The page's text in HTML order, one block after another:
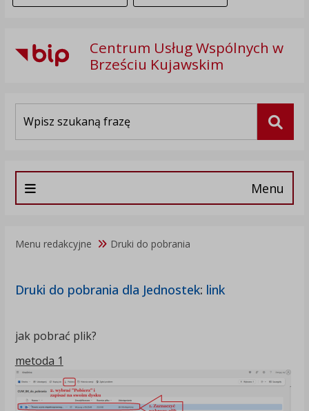
Centrum Usług Wspólnych w
Brześciu Kujawskim
Menu
Menu redakcyjne Druki do pobrania
Druki do pobrania dla Jednostek: link
jak pobrać plik?
metoda 1